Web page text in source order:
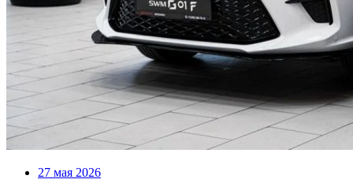
27 мая 2026